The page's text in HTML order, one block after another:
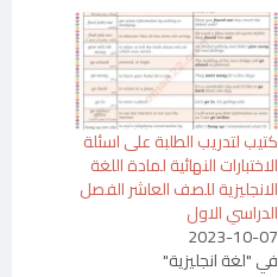
كتيب لتدريب الطلبة على اسئلة
الاختبارات النهائية لمادة اللغة
الانجليزية للصف العاشر الفصل
الدراسي الاول
2023-10-07
في "لغة انجليزية"